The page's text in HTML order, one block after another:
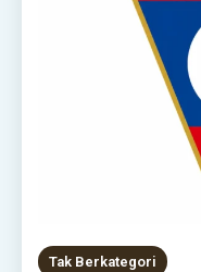
Tak Berkategori